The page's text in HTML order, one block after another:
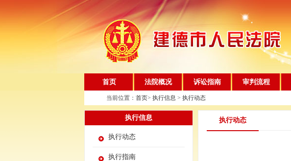
首页 法院概况 诉讼指南 审判流程
当前位置： 首页> 执行信息 > 执行动态
执行信息
执行动态
执行指南
执行动态